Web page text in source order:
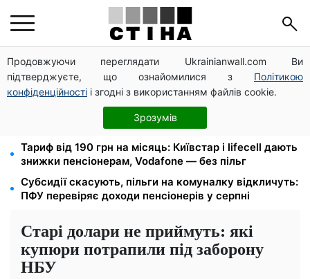
Продовжуючи переглядати Ukrainianwall.com Ви
підтверджуєте, що ознайомилися з Політикою
конфіденційності і згодні з використанням файлів cookie.
Зрозумів
Директорка ДОЗ Києва Тетяна Мостепан:
Демографічна криза потребує нових рішень уже
сьогодні
Пенсійна реформа у вересні: добровільні
накопичення й перегляд спецпенсій суддів
Тариф від 190 грн на місяць: Київстар і lifecell дають
знижки пенсіонерам, Vodafone — без пільг
Субсидії скасують, пільги на комуналку відкличуть:
ПФУ перевіряє доходи пенсіонерів у серпні
Старі долари не приймуть: які
купюри потрапили під заборону
НБУ